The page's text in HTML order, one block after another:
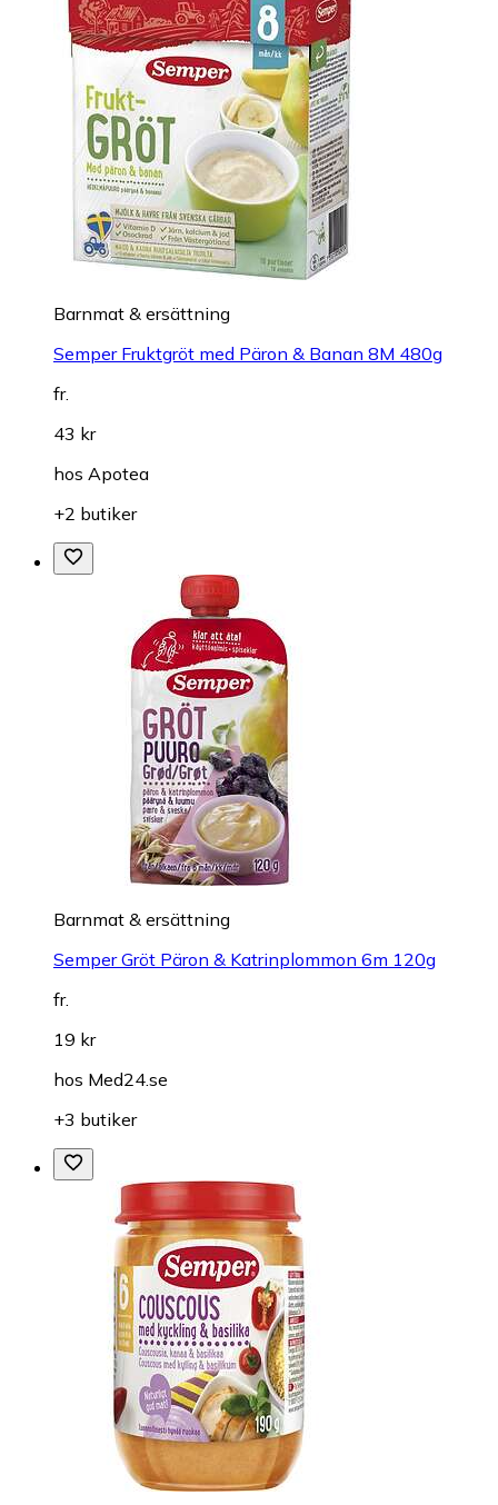
Barnmat & ersättning
Semper Fruktgröt med Päron & Banan 8M 480g
fr.
43 kr
hos Apotea
+2 butiker
Barnmat & ersättning
Semper Gröt Päron & Katrinplommon 6m 120g
fr.
19 kr
hos Med24.se
+3 butiker